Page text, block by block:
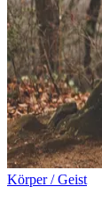
Körper / Geist